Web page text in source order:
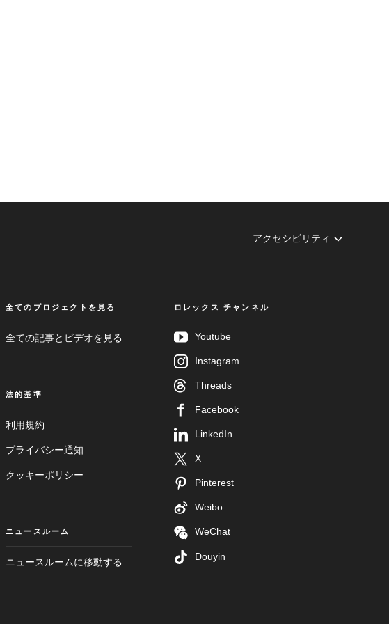
アクセシビリティ
全てのプロジェクトを見る
全ての記事とビデオを見る
法的基準
利用規約
プライバシー通知
クッキーポリシー
ニュースルーム
ニュースルームに移動する
ロレックス チャンネル
Youtube
Instagram
Threads
Facebook
LinkedIn
X
Pinterest
Weibo
WeChat
Douyin